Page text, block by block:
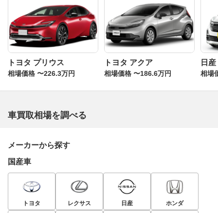
トヨタ プリウス
相場価格 〜226.3万円
トヨタ アクア
相場価格 〜186.6万円
日
相場
車買取相場を調べる
メーカーから探す
国産車
トヨタ レクサス 日産 ホンダ